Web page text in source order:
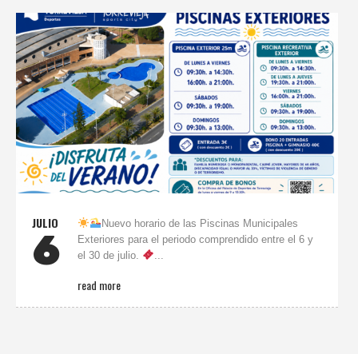
JULIO
6
Nuevo horario de las Piscinas Municipales
Exteriores para el periodo comprendido entre el 6 y
el 30 de julio.
read more